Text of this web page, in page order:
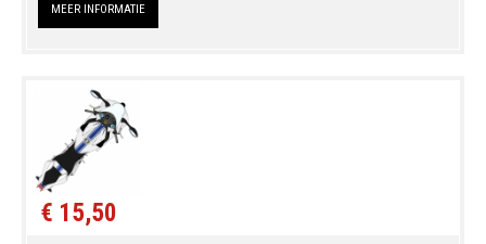
MEER INFORMATIE
€ 15,50